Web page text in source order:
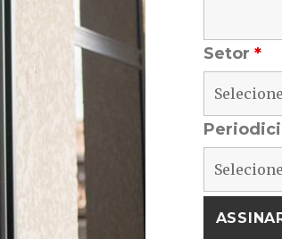
Setor *